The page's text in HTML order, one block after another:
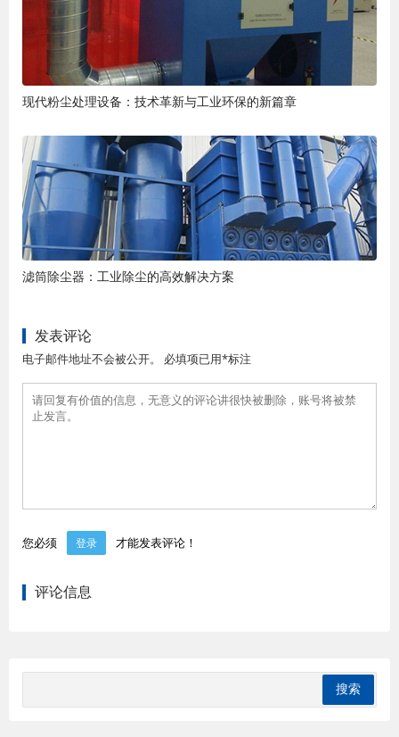
现代粉尘处理设备：技术革新与工业环保的新篇章
滤筒除尘器：工业除尘的高效解决方案
发表评论
电子邮件地址不会被公开。 必填项已用*标注
您必须 登录 才能发表评论！
评论信息